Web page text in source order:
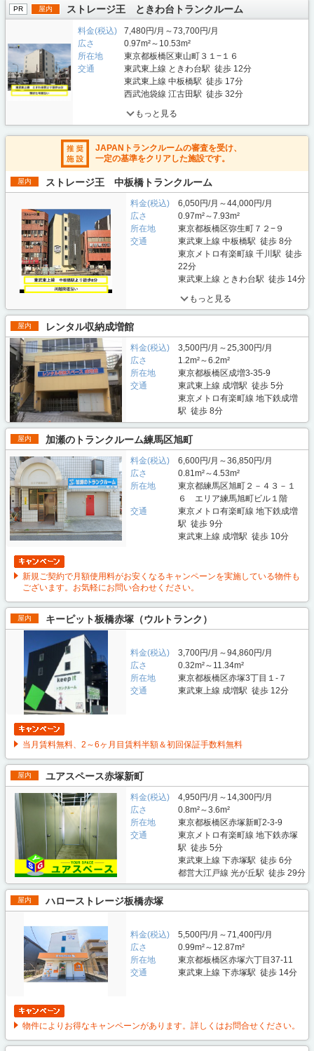
PR 屋内 ストレージ王 ときわ台トランクルーム
料金(税込)
7,480円/月～73,700円/月
広さ
0.97m²～10.53m²
所在地
東京都板橋区東山町３１−１６
交通
東武東上線 ときわ台駅 徒歩 12分
東武東上線 中板橋駅 徒歩 17分
西武池袋線 江古田駅 徒歩 32分
もっと見る
JAPANトランクルームの審査を受け、
一定の基準をクリアした施設です。
屋内 ストレージ王 中板橋トランクルーム
料金(税込)
6,050円/月～44,000円/月
広さ
0.97m²～7.93m²
所在地
東京都板橋区弥生町７２−９
交通
東武東上線 中板橋駅 徒歩 8分
東京メトロ有楽町線 千川駅 徒歩
22分
東武東上線 ときわ台駅 徒歩 14分
もっと見る
屋内 レンタル収納成増館
料金(税込)
3,500円/月～25,300円/月
広さ
1.2m²～6.2m²
所在地
東京都板橋区成増3-35-9
交通
東武東上線 成増駅 徒歩 5分
東京メトロ有楽町線 地下鉄成増
駅 徒歩 8分
屋内 加瀬のトランクルーム練馬区旭町
料金(税込)
6,600円/月～36,850円/月
広さ
0.81m²～4.53m²
所在地
東京都練馬区旭町２－４３－１
６ エリア練馬旭町ビル１階
交通
東京メトロ有楽町線 地下鉄成増
駅 徒歩 9分
東武東上線 成増駅 徒歩 10分
新規ご契約で月額使用料がお安くなるキャンペーンを実施している物件も
ございます。お気軽にお問い合わせください。
屋内 キーピット板橋赤塚（ウルトランク）
料金(税込)
3,700円/月～94,860円/月
広さ
0.32m²～11.34m²
所在地
東京都板橋区赤塚3丁目１-７
交通
東武東上線 成増駅 徒歩 12分
当月賃料無料、2～6ヶ月目賃料半額＆初回保証手数料無料
屋内 ユアスペース赤塚新町
料金(税込)
4,950円/月～14,300円/月
広さ
0.8m²～3.6m²
所在地
東京都板橋区赤塚新町2-3-9
交通
東京メトロ有楽町線 地下鉄赤塚
駅 徒歩 5分
東武東上線 下赤塚駅 徒歩 6分
都営大江戸線 光が丘駅 徒歩 29分
屋内 ハローストレージ板橋赤塚
料金(税込)
5,500円/月～71,400円/月
広さ
0.99m²～12.87m²
所在地
東京都板橋区赤塚六丁目37-11
交通
東武東上線 下赤塚駅 徒歩 14分
物件によりお得なキャンペーンがあります。詳しくはお問合せください。